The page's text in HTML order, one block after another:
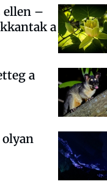
ellen –
a
a
olyan